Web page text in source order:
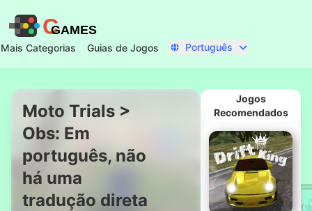
CGAMES
Mais Categorias Guias de Jogos Português
Começar Agora
Moto Trials >
Obs: Em
português, não
há uma
tradução direta
Jogos
Recomendados